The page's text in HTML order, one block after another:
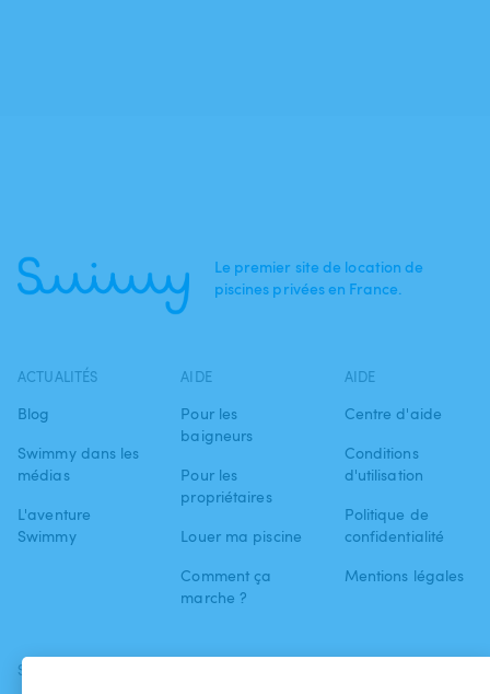
Le premier site de location de
piscines privées en France.
ACTUALITÉS
Blog
Swimmy dans les
médias
L'aventure
Swimmy
AIDE
Pour les
baigneurs
Pour les
propriétaires
Louer ma piscine
Comment ça
marche ?
AIDE
Centre d'aide
Conditions
d'utilisation
Politique de
confidentialité
Mentions légales
SUIVEZ-NOUS